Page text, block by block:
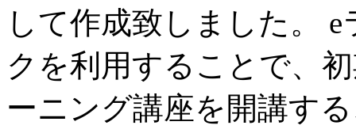
して作成致しました。
クを利用することで、
ーニング講座を開講す